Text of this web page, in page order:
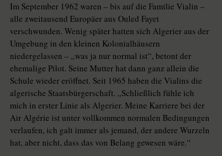
Im September 1962 waren – bis auf die Familie Vialin –
alle zweitausend Europäer aus Ouled Fayet
verschwunden. Wenig später hatten sich Algerier aus der
Umgebung in den kleinen Kolonialhäusern
niedergelassen – „was ja nur normal ist“, betont der
ehemalige Pilot. Seine Mutter hat dann ganz allein die
Schule wieder eröffnet. Seit 1965 haben die Vialins die
algerische Staatsbürgerschaft. „Schließlich fühle ich
mich in erster Linie als Algerier. Meine Karriere bei der
Air Algérie ist unter vollkommen normalen Bedingungen
verlaufen, ich galt immer als jemand, der andere Wurzeln
hat, aber nicht, dass das von Belang gewesen wäre.“